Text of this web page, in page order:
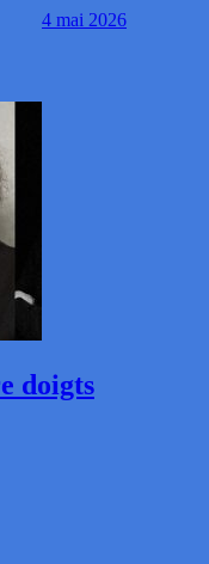
4 mai 2026
doigts